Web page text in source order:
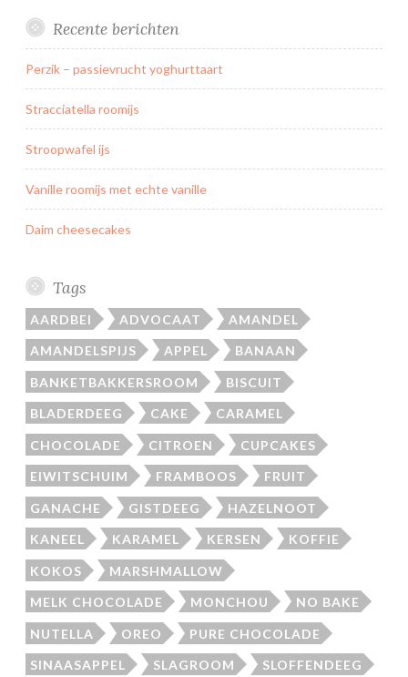
Recente berichten
Perzik – passievrucht yoghurttaart
Stracciatella roomijs
Stroopwafel ijs
Vanille roomijs met echte vanille
Daim cheesecakes
Tags
AARDBEI ADVOCAAT AMANDEL
AMANDELSPIJS APPEL BANAAN
BANKETBAKKERSROOM BISCUIT
BLADERDEEG CAKE CARAMEL
CHOCOLADE CITROEN CUPCAKES
EIWITSCHUIM FRAMBOOS FRUIT
GANACHE GISTDEEG HAZELNOOT
KANEEL KARAMEL KERSEN KOFFIE
KOKOS MARSHMALLOW
MELK CHOCOLADE MONCHOU NO BAKE
NUTELLA OREO PURE CHOCOLADE
SINAASAPPEL SLAGROOM SLOFFENDEEG